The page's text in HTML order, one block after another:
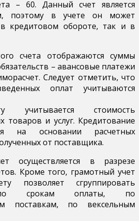
– 60. Данный счет является
поэтому в учете он может
кредитовом обороте, так и в
счета отображаются суммы
– авансовые платежи
Следует отметить, что
оплат учитываются
учитывается стоимость
товаров и услуг. Кредитование
на основании расчетных
от поставщика.
осуществляется в разрезе
Кроме того, грамотный учет
позволяет сгруппировать
по срокам оплаты, по
поставкам, по вексельным